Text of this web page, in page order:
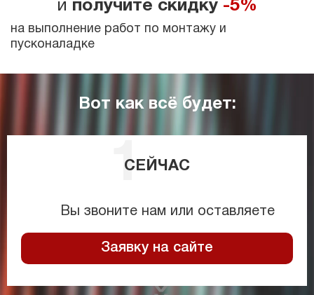
и получите скидку -5%
на выполнение работ по монтажу и
пусконаладке
Вот как всё будет:
СЕЙЧАС
Вы звоните нам или оставляете
Заявку на сайте